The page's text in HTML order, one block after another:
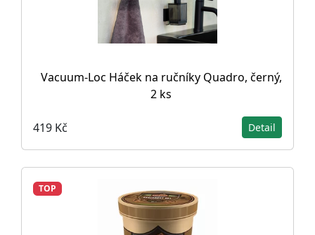
Vacuum-Loc Háček na ručníky Quadro, černý,
2 ks
419 Kč Detail
TOP